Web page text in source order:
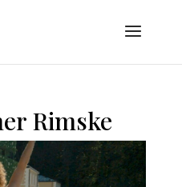
Rimske